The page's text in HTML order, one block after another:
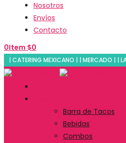
Nosotros
Envíos
Contacto
0Item $0
| CATERING MEXICANO | | MERCADO | |
Barra de Tacos
Bebidas
Combos